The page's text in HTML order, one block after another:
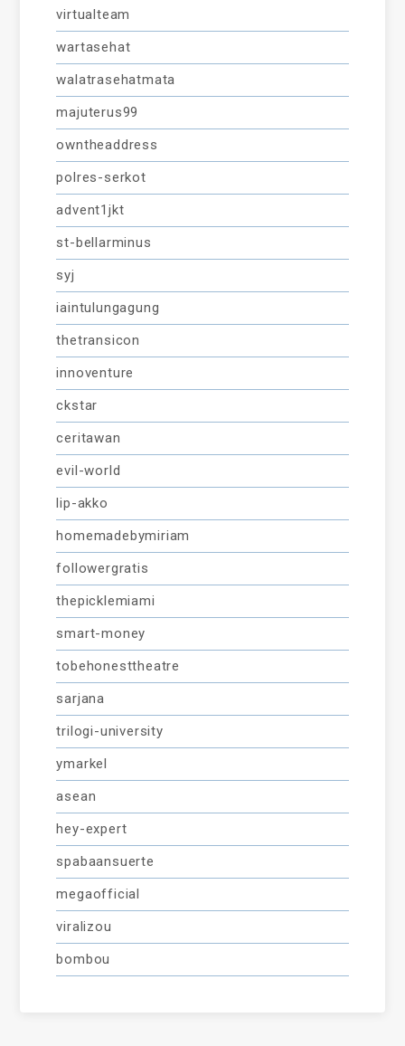
virtualteam
wartasehat
walatrasehatmata
majuterus99
owntheaddress
polres-serkot
advent1jkt
st-bellarminus
syj
iaintulungagung
thetransicon
innoventure
ckstar
ceritawan
evil-world
lip-akko
homemadebymiriam
followergratis
thepicklemiami
smart-money
tobehonesttheatre
sarjana
trilogi-university
ymarkel
asean
hey-expert
spabaansuerte
megaofficial
viralizou
bombou